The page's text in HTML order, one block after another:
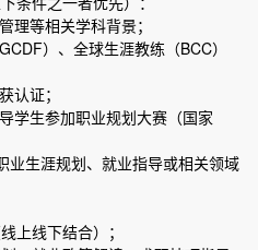
理等相关学科背景；
）、全球生涯教练（BCC）
认证；
学生参加职业规划大赛（国家
业生涯规划、就业指导或相关领域
上线下结合）；